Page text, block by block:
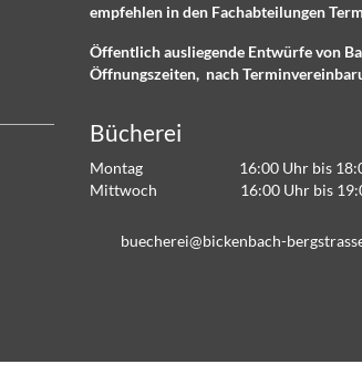
empfehlen in den Fachabteilungen
Öffentlich ausliegende Entwürfe von
Öffnungszeiten, nach
Bücherei
Montag 16:00 Uhr bis
Mittwoch 16:00 Uhr bis
b ch r b ck nb ch-b rgstr ss